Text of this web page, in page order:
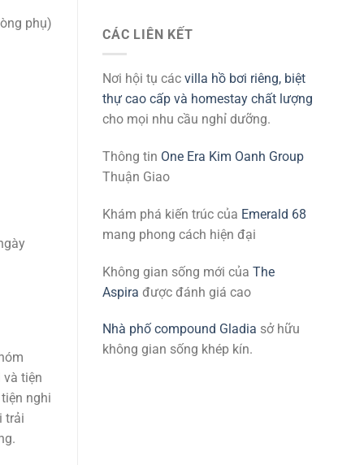
CÁC LIÊN KẾT
Nơi hội tụ các villa hồ bơi riêng, biệt
thự cao cấp và homestay chất lượng
cho mọi nhu cầu nghỉ dưỡng.
Thông tin One Era Kim Oanh Group
Thuận Giao
Khám phá kiến trúc của Emerald 68
mang phong cách hiện đại
Không gian sống mới của The
Aspira được đánh giá cao
Nhà phố compound Gladia sở hữu
không gian sống khép kín.
phụ)
tiện
nghi
trải